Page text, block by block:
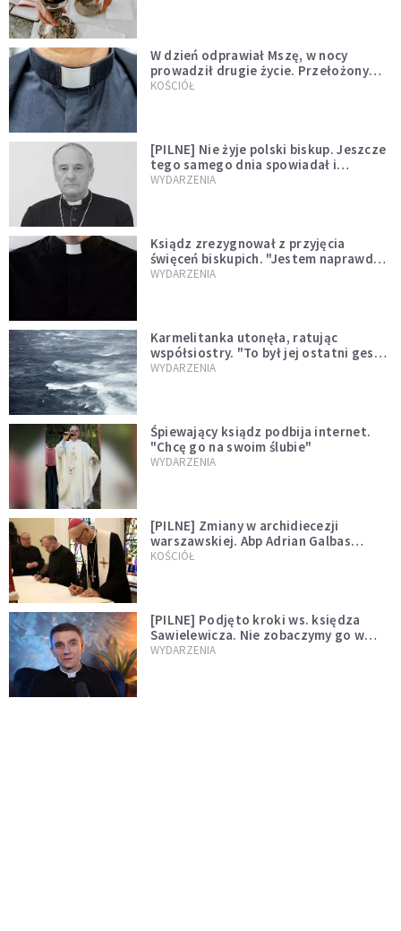
W dzień odprawiał Mszę, w nocy
prowadził drugie życie. Przełożony
kazał mu opuścić zakon
KOŚCIÓŁ
[PILNE] Nie żyje polski biskup. Jeszcze
tego samego dnia spowiadał i
sprawował Mszę świętą
WYDARZENIA
Ksiądz zrezygnował z przyjęcia
święceń biskupich. "Jestem naprawdę
niegodny"
WYDARZENIA
Karmelitanka utonęła, ratując
współsiostry. "To był jej ostatni gest
miłości"
WYDARZENIA
Śpiewający ksiądz podbija internet.
"Chcę go na swoim ślubie"
WYDARZENIA
[PILNE] Zmiany w archidiecezji
warszawskiej. Abp Adrian Galbas
wręczył dekrety nowym proboszczom
KOŚCIÓŁ
[PILNE] Podjęto kroki ws. księdza
Sawielewicza. Nie zobaczymy go w
mediach
WYDARZENIA